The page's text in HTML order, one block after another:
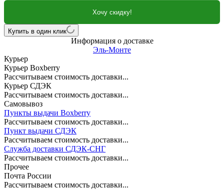
Хочу скидку!
Купить в один клик
Информация о доставке
Эль-Монте
Курьер
Курьер Boxberry
Рассчитываем стоимость доставки...
Курьер СДЭК
Рассчитываем стоимость доставки...
Самовывоз
Пункты выдачи Boxberry
Рассчитываем стоимость доставки...
Пункт выдачи СДЭК
Рассчитываем стоимость доставки...
Служба доставки СДЭК-СНГ
Рассчитываем стоимость доставки...
Прочее
Почта России
Рассчитываем стоимость доставки...